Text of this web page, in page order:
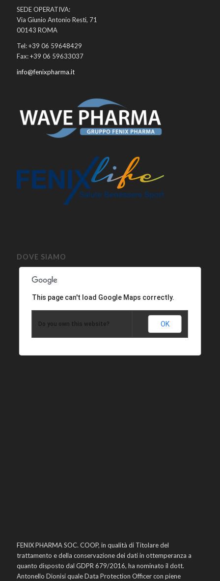
SEDE OPERATIVA:
Via Giunio Antonio Resti, 71
00143 ROMA
Tel: +39 06 59648429
Fax: +39 06 59633037
info@fenixpharma.it
DOVE SIAMO
This page can't load Google Maps correctly.
Do you own this website? OK
FENIX PHARMA SOC. COOP, in qualità di Titolare del
trattamento e della conservazione dei dati in ottemperanza a
quanto disposto dal GDPR 679/2016, ha nominato il dott.
Antonello Dionisi quale Data Protection Officer con piene